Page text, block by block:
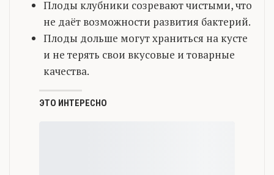
Плоды клубники созревают чистыми, что
не даёт возможности развития бактерий.
Плоды дольше могут храниться на кусте
и не терять свои вкусовые и товарные
качества.
ЭТО ИНТЕРЕСНО